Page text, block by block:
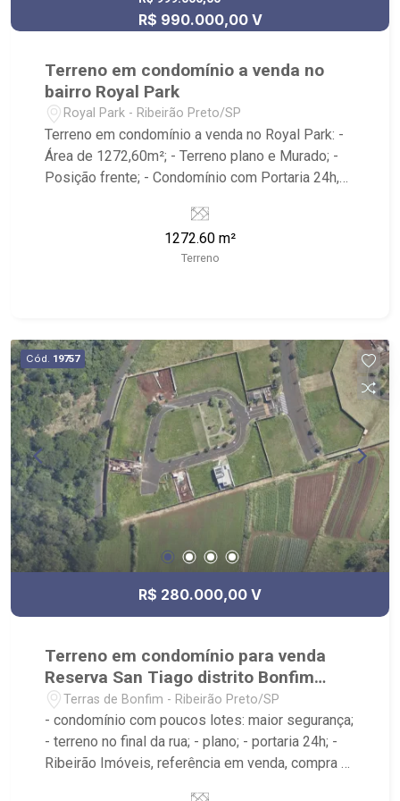
R$ 990.000,00 V
Terreno em condomínio a venda no
bairro Royal Park
Royal Park - Ribeirão Preto/SP
Terreno em condomínio a venda no Royal Park: -
Área de 1272,60m²; - Terreno plano e Murado; -
Posição frente; - Condomínio com Portaria 24h,
Tennis, Quadra de Tenis, Salão de Festas, Pista
de Caminhada, Espaço Kids e Playground; -
Localizado próximo ao Larão Beer & Steak House
1272.60 m²
Terreno
Cód. 19757
R$ 280.000,00 V
Terreno em condomínio para venda
Reserva San Tiago distrito Bonfim
Paulista
Terras de Bonfim - Ribeirão Preto/SP
- condomínio com poucos lotes: maior segurança;
- terreno no final da rua; - plano; - portaria 24h; -
Ribeirão Imóveis, referência em venda, compra e